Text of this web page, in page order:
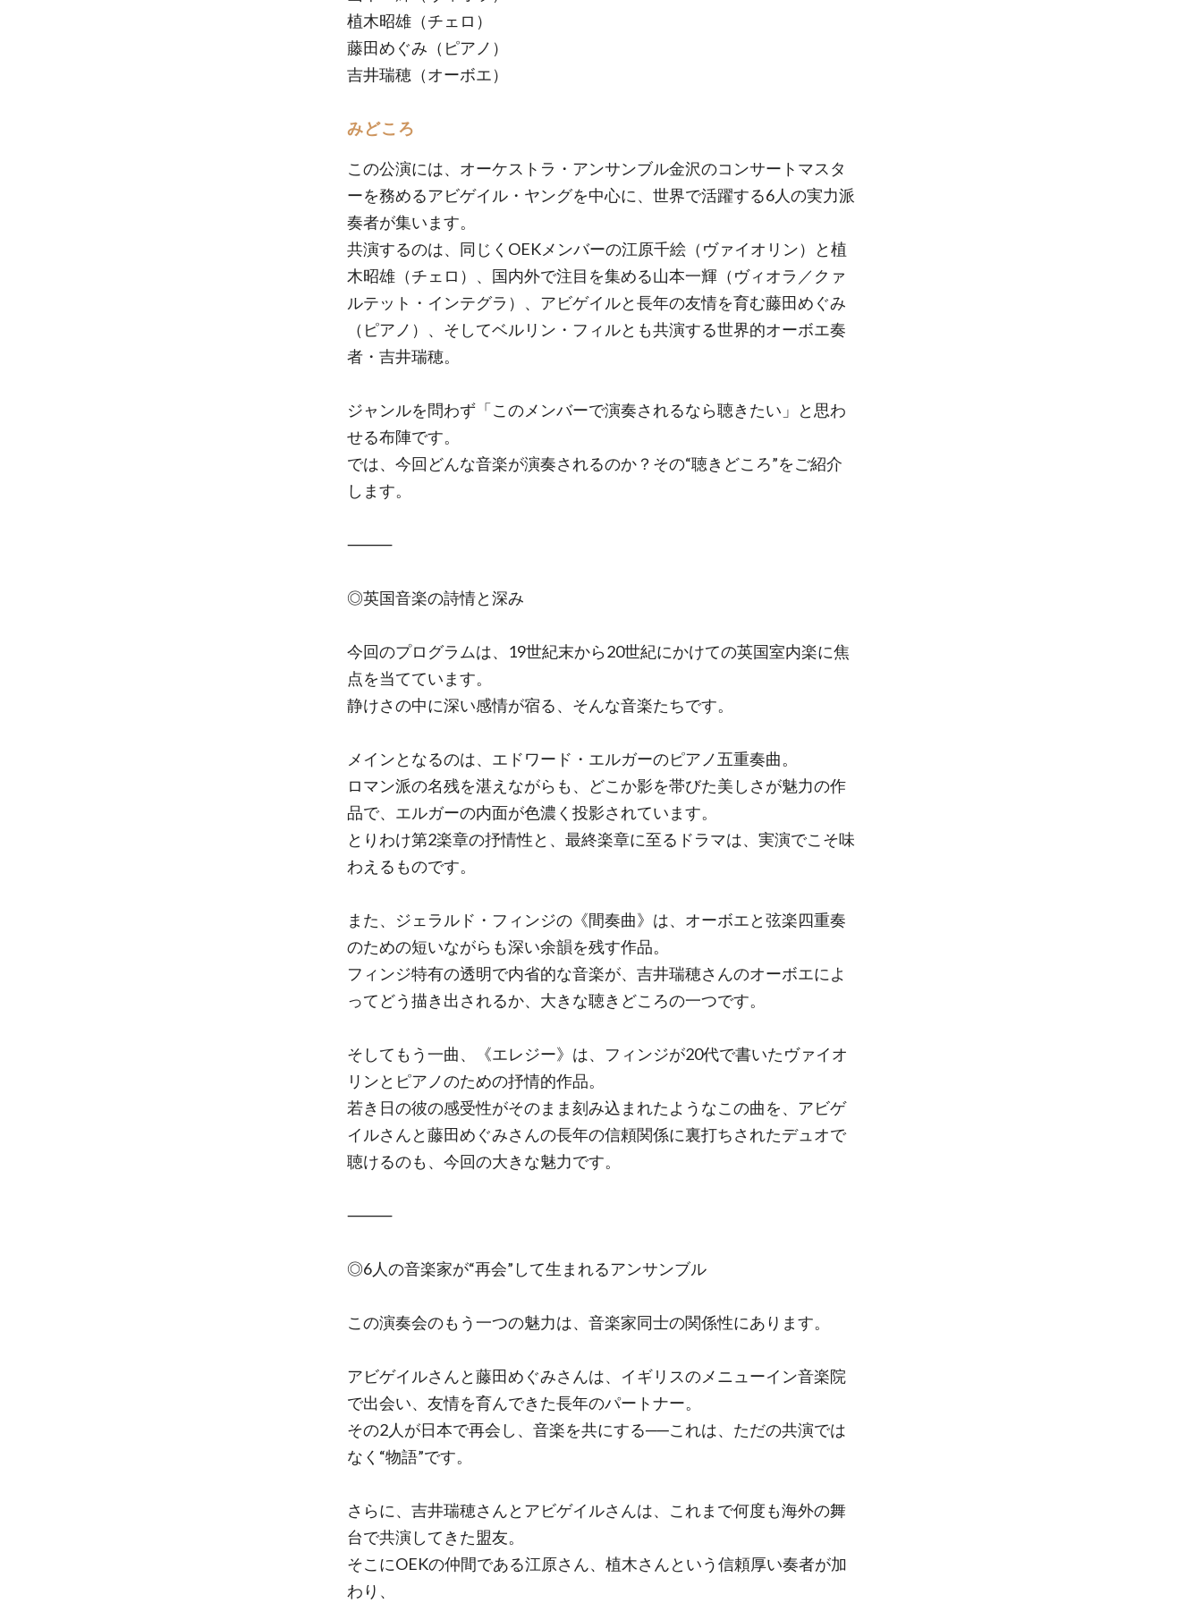
植木昭雄（チェロ）
藤田めぐみ（ピアノ）
吉井瑞穂（オーボエ）
みどころ
この公演には、オーケストラ・アンサンブル金沢のコンサートマスタ
ーを務めるアビゲイル・ヤングを中心に、世界で活躍する6人の実力派
奏者が集います。
共演するのは、同じくOEKメンバーの江原千絵（ヴァイオリン）と植
木昭雄（チェロ）、国内外で注目を集める山本一輝（ヴィオラ／クァ
ルテット・インテグラ）、アビゲイルと長年の友情を育む藤田めぐみ
（ピアノ）、そしてベルリン・フィルとも共演する世界的オーボエ奏
者・吉井瑞穂。
ジャンルを問わず「このメンバーで演奏されるなら聴きたい」と思わ
せる布陣です。
では、今回どんな音楽が演奏されるのか？その“聴きどころ”をご紹介
します。
⸻
◎英国音楽の詩情と深み
今回のプログラムは、19世紀末から20世紀にかけての英国室内楽に焦
点を当てています。
静けさの中に深い感情が宿る、そんな音楽たちです。
メインとなるのは、エドワード・エルガーのピアノ五重奏曲。
ロマン派の名残を湛えながらも、どこか影を帯びた美しさが魅力の作
品で、エルガーの内面が色濃く投影されています。
とりわけ第2楽章の抒情性と、最終楽章に至るドラマは、実演でこそ味
わえるものです。
また、ジェラルド・フィンジの《間奏曲》は、オーボエと弦楽四重奏
のための短いながらも深い余韻を残す作品。
フィンジ特有の透明で内省的な音楽が、吉井瑞穂さんのオーボエによ
ってどう描き出されるか、大きな聴きどころの一つです。
そしてもう一曲、《エレジー》は、フィンジが20代で書いたヴァイオ
リンとピアノのための抒情的作品。
若き日の彼の感受性がそのまま刻み込まれたようなこの曲を、アビゲ
イルさんと藤田めぐみさんの長年の信頼関係に裏打ちされたデュオで
聴けるのも、今回の大きな魅力です。
⸻
◎6人の音楽家が“再会”して生まれるアンサンブル
この演奏会のもう一つの魅力は、音楽家同士の関係性にあります。
アビゲイルさんと藤田めぐみさんは、イギリスのメニューイン音楽院
で出会い、友情を育んできた長年のパートナー。
その2人が日本で再会し、音楽を共にする──これは、ただの共演では
なく“物語”です。
さらに、吉井瑞穂さんとアビゲイルさんは、これまで何度も海外の舞
台で共演してきた盟友。
そこにOEKの仲間である江原さん、植木さんという信頼厚い奏者が加
わり、